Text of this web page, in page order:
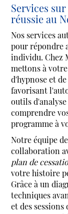
Services
réussie au
Nos services
pour répondre
individu. Chez
mettons à
d'hypnose et
favorisant
outils
comprendre
programme à
Notre équipe
collaboration
plan de
votre histoire
Grâce à un
techniques
et des